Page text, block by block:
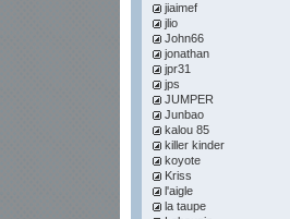
jiaimef
jlio
John66
jonathan
jpr31
jps
JUMPER
Junbao
kalou 85
killer kinder
koyote
Kriss
l'aigle
la taupe